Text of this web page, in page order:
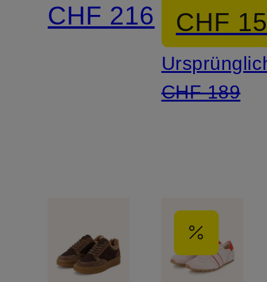
CHF 216 CHF
CHF 189